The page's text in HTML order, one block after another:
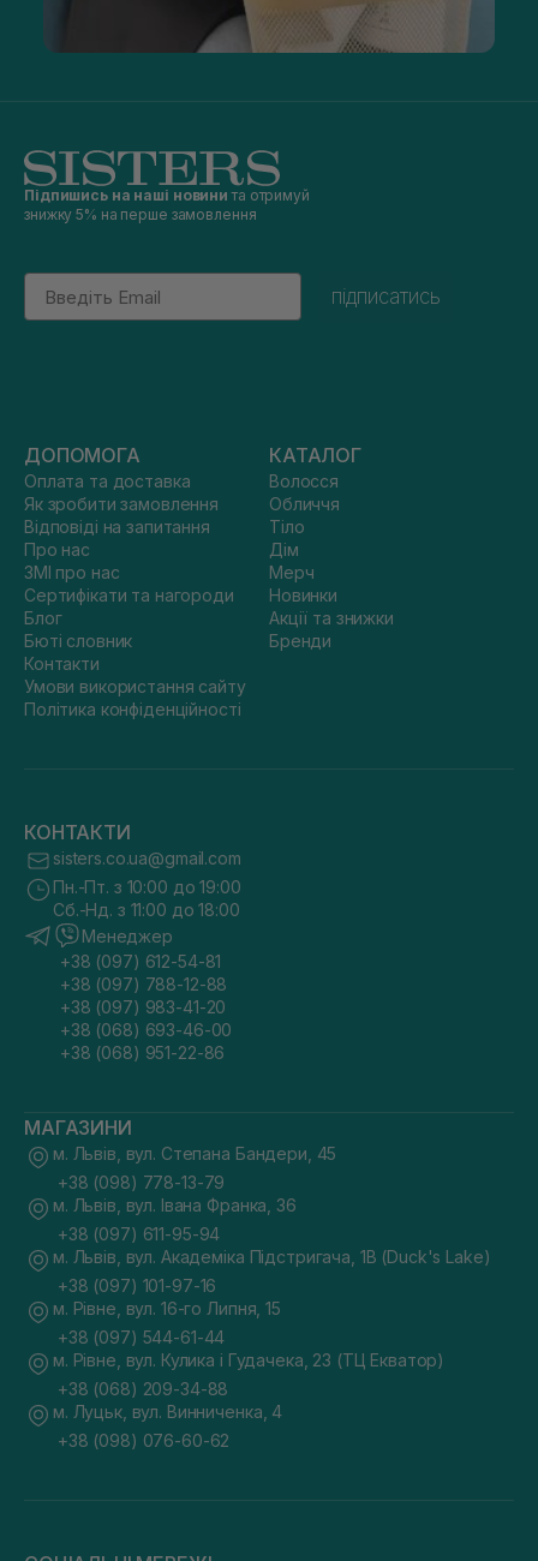
Підпишись на наші новини та отримуй
знижку 5% на перше замовлення
Email
підписатись
ДОПОМОГА
Оплата та доставка
Як зробити замовлення
Відповіді на запитання
Про нас
ЗМІ про нас
Сертифікати та нагороди
Блог
Бюті словник
Контакти
Умови використання сайту
Політика конфіденційності
КАТАЛОГ
Волосся
Обличчя
Тіло
Дім
Мерч
Новинки
Акції та знижки
Бренди
КОНТАКТИ
sisters.co.ua@gmail.com
Пн.-Пт. з 10:00 до 19:00
Сб.-Нд. з 11:00 до 18:00
Менеджер
+38 (097) 612-54-81
+38 (097) 788-12-88
+38 (097) 983-41-20
+38 (068) 693-46-00
+38 (068) 951-22-86
МАГАЗИНИ
м. Львів, вул. Степана Бандери, 45
+38 (098) 778-13-79
м. Львів, вул. Івана Франка, 36
+38 (097) 611-95-94
м. Львів, вул. Академіка Підстригача, 1В (Duck's Lake)
+38 (097) 101-97-16
м. Рівне, вул. 16-го Липня, 15
+38 (097) 544-61-44
м. Рівне, вул. Кулика і Гудачека, 23 (ТЦ Екватор)
+38 (068) 209-34-88
м. Луцьк, вул. Винниченка, 4
+38 (098) 076-60-62